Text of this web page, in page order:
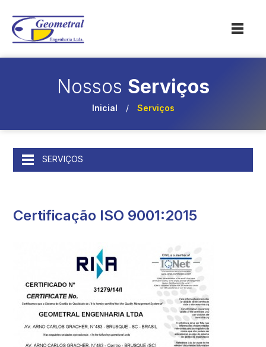
Nossos Serviços
Inicial / Serviços
SERVIÇOS
Certificação ISO 9001:2015